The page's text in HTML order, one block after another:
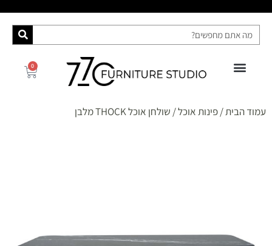
0
עמוד הבית/פינות אוכל/ שולחן אוכל THOCK מלבן